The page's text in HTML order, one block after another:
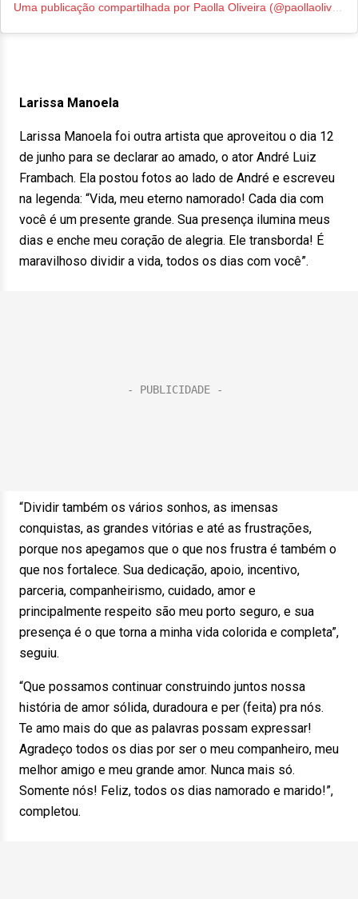
Uma publicação compartilhada por Paolla Oliveira (@paollaoliveirareal)
Larissa Manoela
Larissa Manoela foi outra artista que aproveitou o dia 12
de junho para se declarar ao amado, o ator André Luiz
Frambach. Ela postou fotos ao lado de André e escreveu
na legenda: “Vida, meu eterno namorado! Cada dia com
você é um presente grande. Sua presença ilumina meus
dias e enche meu coração de alegria. Ele transborda! É
maravilhoso dividir a vida, todos os dias com você”.
“Dividir também os vários sonhos, as imensas
conquistas, as grandes vitórias e até as frustrações,
porque nos apegamos que o que nos frustra é também o
que nos fortalece. Sua dedicação, apoio, incentivo,
parceria, companheirismo, cuidado, amor e
principalmente respeito são meu porto seguro, e sua
presença é o que torna a minha vida colorida e completa”,
seguiu.
“Que possamos continuar construindo juntos nossa
história de amor sólida, duradoura e per (feita) pra nós.
Te amo mais do que as palavras possam expressar!
Agradeço todos os dias por ser o meu companheiro, meu
melhor amigo e meu grande amor. Nunca mais só.
Somente nós! Feliz, todos os dias namorado e marido!”,
completou.